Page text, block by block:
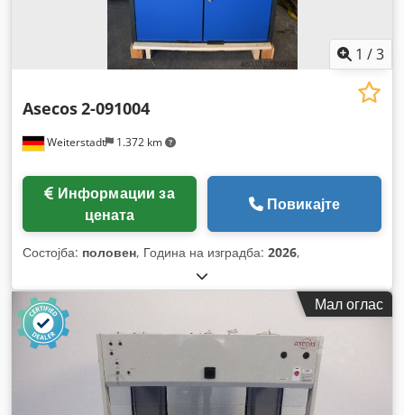
1 /3
Weiterstadt 1.372 km
Asecos2-091004
цената
Повикајте
Состојба: половен, Година на изградба: 2026,
Мал оглас